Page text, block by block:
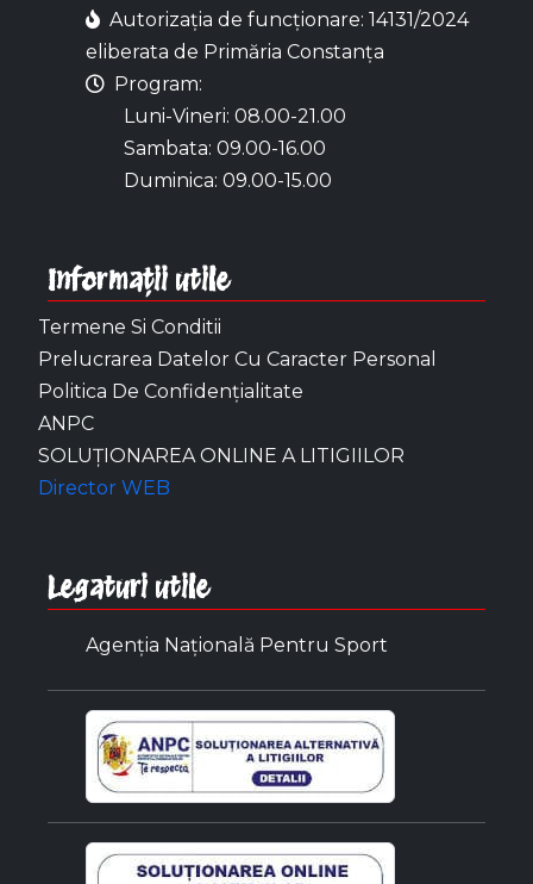
Autorizația de funcționare: 14131/2024
eliberata de Primăria Constanța
Program:
Luni-Vineri: 08.00-21.00
Sambata: 09.00-16.00
Duminica: 09.00-15.00
Informații utile
Termene Si Conditii
Prelucrarea Datelor Cu Caracter Personal
Politica De Confidențialitate
ANPC
SOLUȚIONAREA ONLINE A LITIGIILOR
Director WEB
Legaturi utile
Agenția Națională Pentru Sport